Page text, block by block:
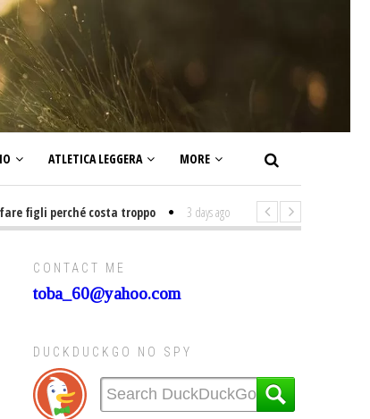
ATLETICA LEGGERA MORE
perché costa troppo 3 days ago - Non mi interesso di politica
CONTACT ME
toba_60@yahoo.com
DUCKDUCKGO NO SPY